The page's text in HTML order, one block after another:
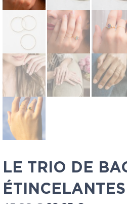
LE TRIO DE
ÉTINCELANTES